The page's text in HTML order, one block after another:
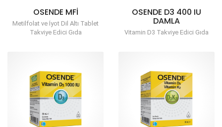
OSENDE MFI
Metilfolat ve İyot Dil Altı Tablet
Takviye Edici Gıda
OSENDE D3 400 IU
DAMLA
Vitamin D3 Takviye Edici Gıda